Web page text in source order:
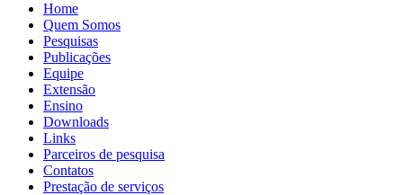
Home
Quem Somos
Pesquisas
Publicações
Equipe
Extensão
Ensino
Downloads
Links
Parceiros de pesquisa
Contatos
Prestação de serviços